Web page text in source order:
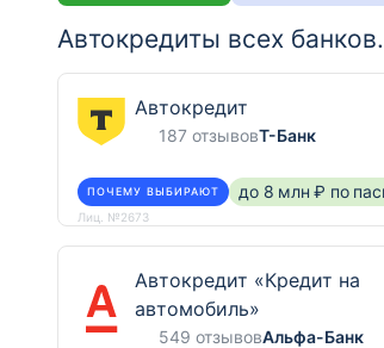
Автокредиты всех банков.
Автокредит
187 отзывовТ-Банк
ПОЧЕМУ ВЫБИРАЮТ до 8 млн ₽ по
Лиц. №2673
Автокредит «Кредит на
автомобиль»
549 отзывовАльфа-Банк